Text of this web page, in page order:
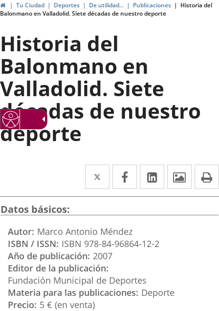
InicioTu Ciudad Deportes De utilidad... Publicaciones
Historia del
Balonmano en Valladolid. Siete décadas de nuestro deporte
Historia del
Balonmano en
Valladolid. Siete
décadas de nuestro
deporte
Twitter
Enlace
a
externa.
Facebook
Enlace
a
externa.
LinkedIn
Enlace
a
externa.
Datos básicos
Autor Marco Antonio Méndez
ISBN / ISSN ISBN 978-84-96864-12-2
Año de publicación 2007
Editor de la publicación
Fundación Municipal de Deportes
Materia para las publicaciones Deporte
Precio 5 € (en venta)